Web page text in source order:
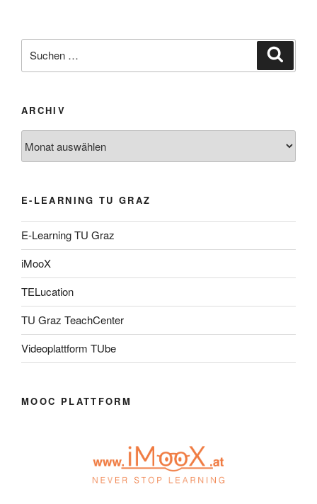
nach:
ARCHIV
E-LEARNING TU GRAZ
E-Learning TU Graz
iMooX
TELucation
TU Graz TeachCenter
Videoplattform TUbe
MOOC PLATTFORM